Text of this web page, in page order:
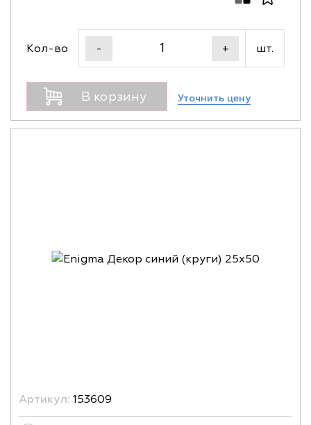
Кол-во - + шт.
В корзину Уточнить цену
Артикул: 153609